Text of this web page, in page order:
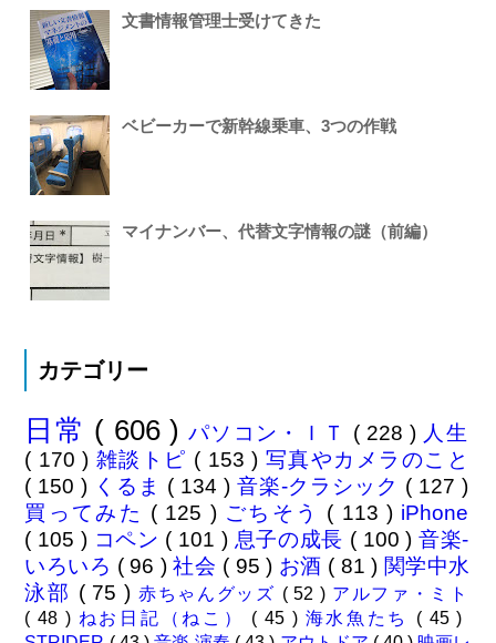
文書情報管理士受けてきた
ベビーカーで新幹線乗車、3つの作戦
マイナンバー、代替文字情報の謎（前編）
カテゴリー
日常 ( 606 )パソコン・ＩＴ ( 228 ) 人生
( 170 ) 雑談トピ ( 153 ) 写真やカメラのこと
( 150 ) くるま ( 134 ) 音楽-クラシック ( 127 )
買ってみた ( 125 ) ごちそう ( 113 ) iPhone
( 105 ) コペン ( 101 ) 息子の成長 ( 100 )音楽-
いろいろ ( 96 )社会 ( 95 ) お酒 ( 81 ) 関学中水
泳部 ( 75 ) 赤ちゃんグッズ ( 52 ) アルファ・ミト
( 48 ) ねお日記（ねこ） ( 45 ) 海水魚たち ( 45 )